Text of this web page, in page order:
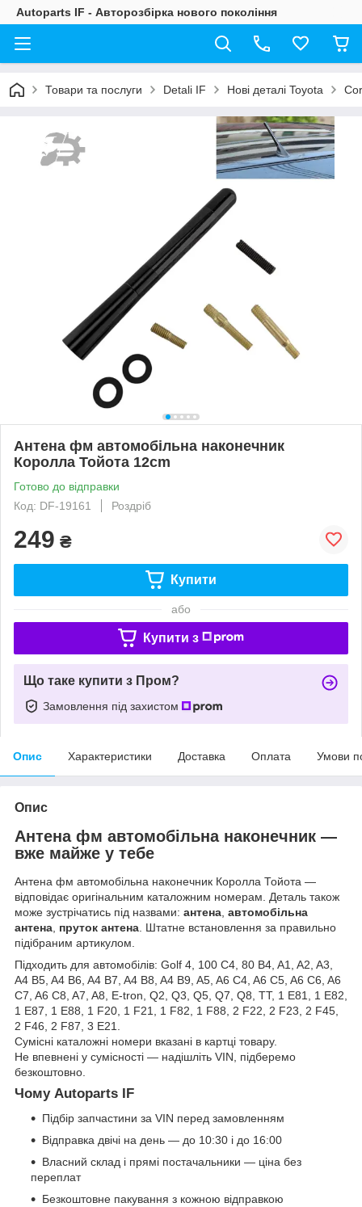
Autoparts IF - Авторозбірка нового покоління
Товари та послуги Detali IF Нові деталі Toyota
Антена фм автомобільна наконечник
Королла Тойота 12cm
Готово до відправки
Код: DF-19161
Роздріб
249 ₴
Купити
або
Купити з
Що таке купити з Пром?
Замовлення під захистом
Опис Характеристики Доставка Оплата Умови
Опис
Антена фм автомобільна наконечник —
вже майже у тебе
Антена фм автомобільна наконечник Королла Тойота —
відповідає оригінальним каталожним номерам. Деталь також
може зустрічатись під назвами: антена, автомобільна
антена, пруток антена. Штатне встановлення за правильно
підібраним артикулом.
Підходить для автомобілів: Golf 4, 100 C4, 80 B4, A1, A2, A3,
A4 B5, A4 B6, A4 B7, A4 B8, A4 B9, A5, A6 C4, A6 C5, A6 C6, A6
C7, A6 C8, A7, A8, E-tron, Q2, Q3, Q5, Q7, Q8, TT, 1 E81, 1 E82,
1 E87, 1 E88, 1 F20, 1 F21, 1 F82, 1 F88, 2 F22, 2 F23, 2 F45,
2 F46, 2 F87, 3 E21.
Сумісні каталожні номери вказані в картці товару.
Не впевнені у сумісності — надішліть VIN, підберемо
безкоштовно.
Чому Autoparts IF
Підбір запчастини за VIN перед замовленням
Відправка двічі на день — до 10:30 і до 16:00
Власний склад і прямі постачальники — ціна без
переплат
Безкоштовне пакування з кожною відправкою